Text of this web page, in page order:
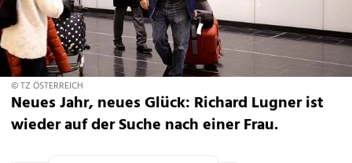
© TZ ÖSTERREICH
Neues Jahr, neues Glück: Richard Lugner ist
wieder auf der Suche nach einer Frau.